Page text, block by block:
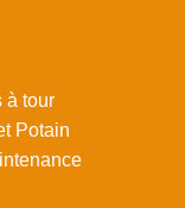
à tour
Potain